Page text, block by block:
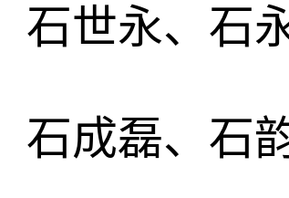
石世永、石
石成磊、石